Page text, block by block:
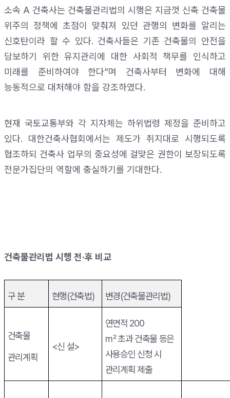
소속 A 건축사는 건축물관리법의 시행은 지금껏 신축 건축물
위주의 정책에 초점이 맞춰져 있던 관행의 변화를 알리는
신호탄이라 할 수 있다. 건축사들은 기존 건축물의 안전을
담보하기 위한 유지관리에 대한 사회적 책무를 인식하고
미래를 준비하여야 한다”며 건축사부터 변화에 대해
능동적으로 대처해야 함을 강조하였다.
현재 국토교통부와 각 지자체는 하위법령 제정을 준비하고
있다. 대한건축사협회에서는 제도가 취지대로 시행되도록
협조하되 건축사 업무의 중요성에 걸맞은 권한이 보장되도록
전문가집단의 역할에 충실하기를 기대한다.
건축물관리법 시행 전·후 비교
구 분 현행(건축법) 변경(건축물관리법)
건축물
관리계획
<신 설>
연면적 200
㎡초과 건축물 등은
사용승인 신청 시
관리계획 제출